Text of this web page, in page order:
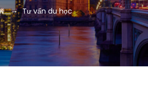
→Tư vấn du học